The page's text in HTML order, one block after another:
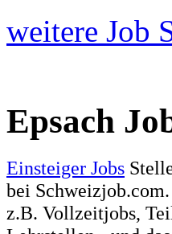
weitere Job
Epsach
Einsteiger Jobs
bei
z.B. Vollzeitjobs,